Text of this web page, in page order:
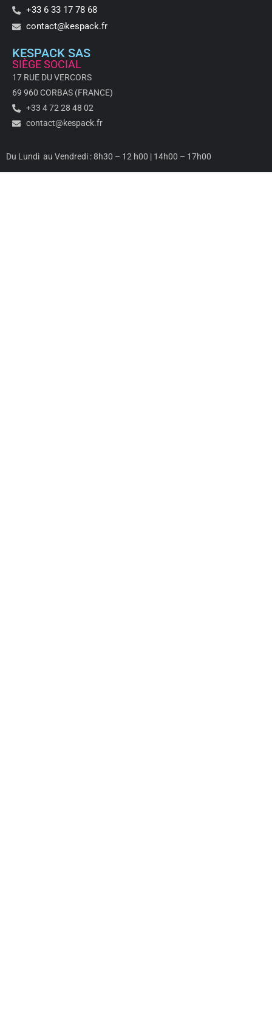
+33 6 33 17 78 68
contact@kespack.fr
KESPACK SAS
SIÈGE SOCIAL
17 RUE DU VERCORS
69 960 CORBAS (FRANCE)
+33 4 72 28 48 02
contact@kespack.fr
Du Lundi au Vendredi : 8h30 – 12 h00 | 14h00 – 17h00